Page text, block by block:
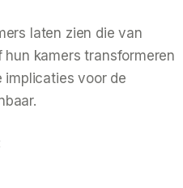
laten zien die van
kamers transformeren
implicaties voor de